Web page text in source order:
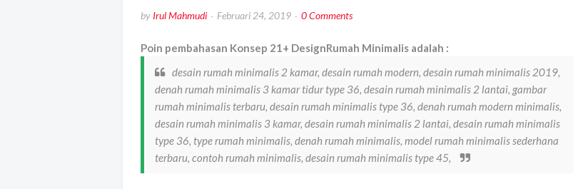
by Irul Mahmudi Februari 24, 2019 0 Comments
Poin pembahasan Konsep 21+ DesignRumah Minimalis adalah :
desain rumah minimalis 2 kamar, desain rumah modern, desain rumah minimalis 2019,
denah rumah minimalis 3 kamar tidur type 36, desain rumah minimalis 2 lantai, gambar
rumah minimalis terbaru, desain rumah minimalis type 36, denah rumah modern minimalis,
desain rumah minimalis 3 kamar, desain rumah minimalis 2 lantai, desain rumah minimalis
type 36, type rumah minimalis, denah rumah minimalis, model rumah minimalis sederhana
terbaru, contoh rumah minimalis, desain rumah minimalis type 45,